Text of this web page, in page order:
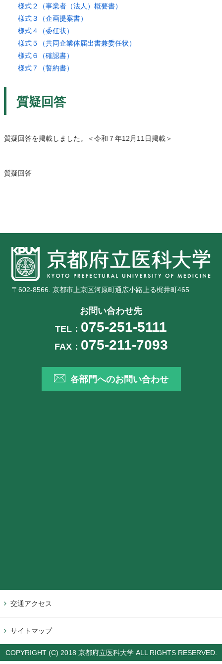
様式２（事業者（法人 ）概要書）
様式３（企画提案書）
様式４（委任状）
様式５（共同企業体届出書兼委任状）
様式６（確認書）
様式７（誓約書）
質疑回答
質疑回答を掲載しました。＜令和７年12月11日掲載＞
質疑回答
〒602-8566. 京都市上京区河原町通広小路上る梶井町465
お問い合わせ先
TEL： 075-251-5111
FAX： 075-211-7093
各部門へのお問い合わせ
交通アクセス
サイトマップ
COPYRIGHT (C) 2018 京都府立医科大学 ALL RIGHTS RESERVED.